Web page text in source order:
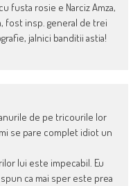
fusta rosie e Narciz Amza,
fost insp. general de trei
jalnici banditii astia!
de pe tricourile lor
se pare complet idiot un
lui este impecabil. Eu
ca mai sper este prea